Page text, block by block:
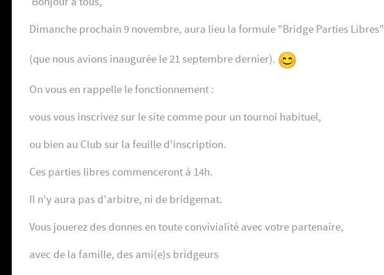
Dimanche prochain 9 novembre, aura lieu la formule "Bridge Parties Libres"
(que nous avions inaugurée le 21 septembre dernier).
On vous en rappelle le fonctionnement :
vous vous inscrivez sur le site comme pour un tournoi habituel,
ou bien au Club sur la feuille d'inscription.
Ces parties libres commenceront à 14h.
Il n'y aura pas d'arbitre, ni de bridgemat.
Vous jouerez des donnes en toute convivialité avec votre partenaire,
avec de la famille, des ami(e)s bridgeurs